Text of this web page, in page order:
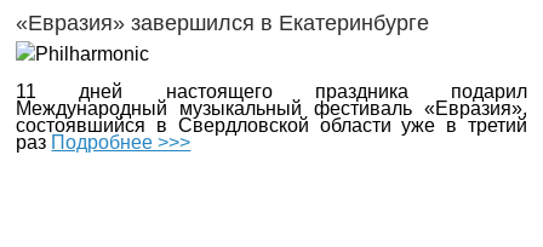
«Евразия» завершился в Екатеринбурге
11 дней настоящего праздника подарил
Международный музыкальный фестиваль «Евразия»,
состоявшийся в Свердловской области уже в третий
раз Подробнее >>>